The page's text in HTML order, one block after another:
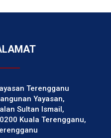
Terengganu
Yayasan,
Sultan Ismail,
Kuala Terengganu,